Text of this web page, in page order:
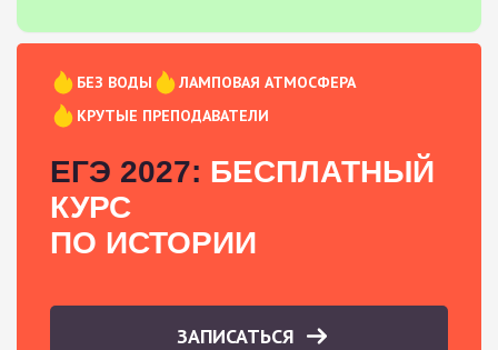
БЕЗ ВОДЫ
ЛАМПОВАЯ АТМОСФЕРА
КРУТЫЕ ПРЕПОДАВАТЕЛИ
ЕГЭ 2027: БЕСПЛАТНЫЙ
КУРС
ПО ИСТОРИИ
ЗАПИСАТЬСЯ